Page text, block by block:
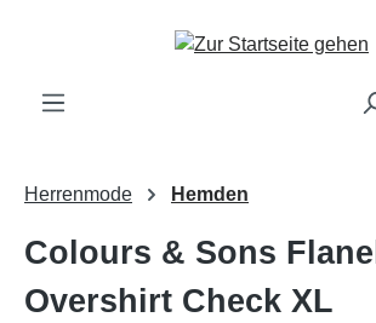
Zum Hauptinhalt springen
Herrenmode Hemden
Colours & Sons Flanell
Overshirt Check XL